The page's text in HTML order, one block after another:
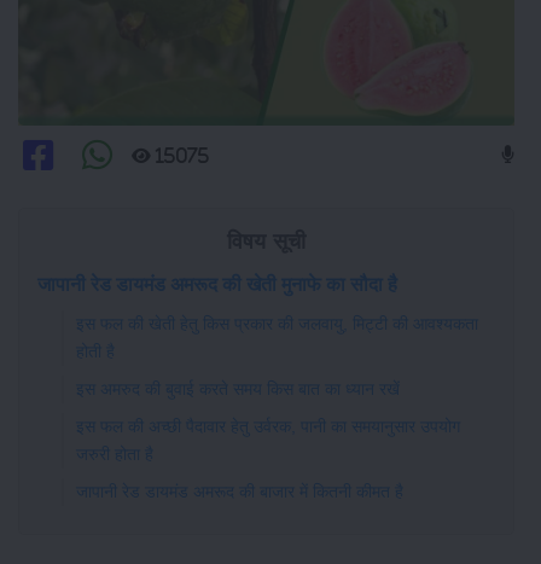
15075
जापानी रेड डायमंड अमरूद की खेती मुनाफे का सौदा है
इस फल की खेती हेतु किस प्रकार की जलवायु, मिट्टी की आवश्यकता
होती है
इस अमरुद की बुवाई करते समय किस बात का ध्यान रखें
इस फल की अच्छी पैदावार हेतु उर्वरक, पानी का समयानुसार उपयोग
जरुरी होता है
जापानी रेड डायमंड अमरूद की बाजार में कितनी कीमत है